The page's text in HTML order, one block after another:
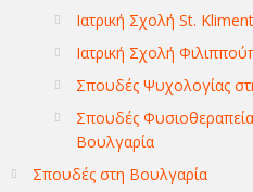
Ιατρική Σχολή St.
Ιατρική Σχολή
Σπουδές Ψυχολογίας
Σπουδές
Βουλγαρία
Σπουδές στη Βουλγαρία